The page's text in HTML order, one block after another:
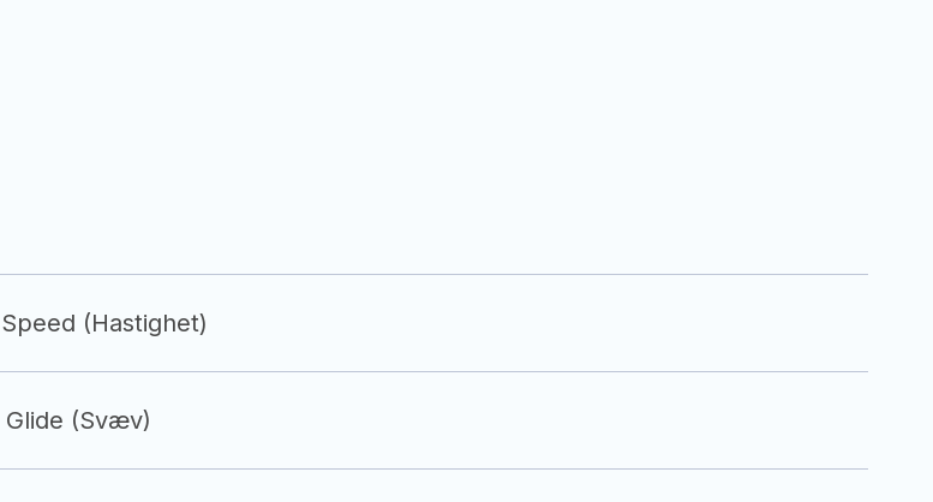
(Hastighet)
Glide (Svæv)